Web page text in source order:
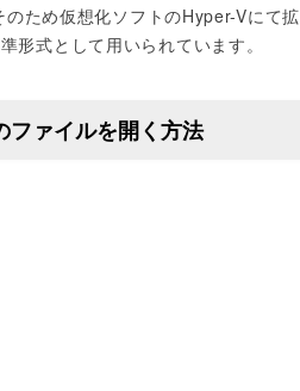
ため仮想化ソフトのHyper-Vにて
形式として用いられています。
ァイルを開く方法